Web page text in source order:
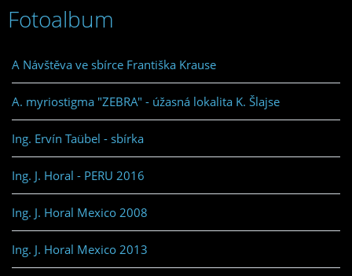
Fotoalbum
A Návštěva ve sbírce Františka Krause
A. myriostigma "ZEBRA" - úžasná lokalita K. Šlajse
Ing. Ervín Taübel - sbírka
Ing. J. Horal - PERU 2016
Ing. J. Horal Mexico 2008
Ing. J. Horal Mexico 2013